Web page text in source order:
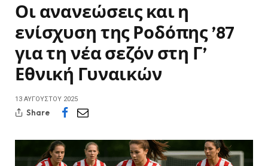
Οι ανανεώσεις και η
ενίσχυση της Ροδόπης ’87
για τη νέα σεζόν στη Γ’
Εθνική Γυναικών
13 ΑΥΓΟΎΣΤΟΥ 2025
Share